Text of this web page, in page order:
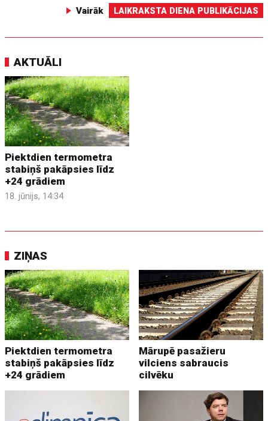
Vairāk LAIKRAKSTA DIENA PUBLIKĀCIJAS
AKTUĀLI
Piektdien termometra
stabiņš pakāpsies līdz
+24 grādiem
18. jūnijs, 14:34
ZIŅAS
Piektdien termometra
stabiņš pakāpsies līdz
+24 grādiem
Mārupē pasažieru
vilciens sabraucis
cilvēku